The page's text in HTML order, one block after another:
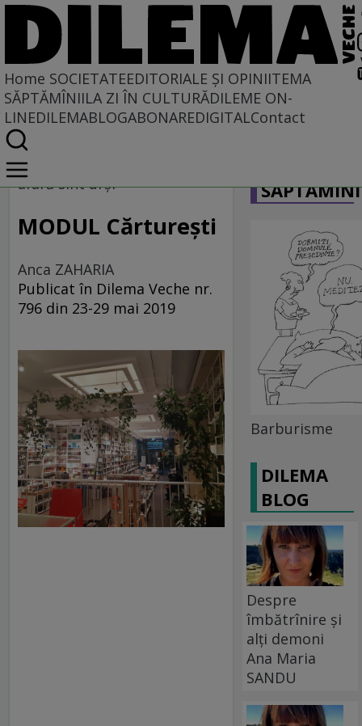
Home SOCIETATEEDITORIALE ȘI OPINIITEMA
SĂPTĂMÎNIILA ZI ÎN CULTURĂDILEME ON-
LINEDILEMABLOGABONAREDIGITALContact
Home
Societate
afară sînt urși
MODUL Cărturești
Anca ZAHARIA
Publicat în Dilema Veche nr.
796 din 23-29 mai 2019
Barburisme
DILEMA
BLOG
Despre
îmbătrînire și
alți demoni
Ana Maria
SANDU